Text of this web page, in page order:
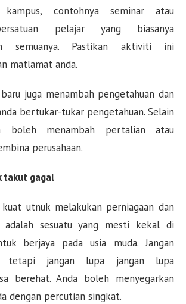
contohnya seminar atau
pelajar yang biasanya
semuanya. Pastikan aktiviti ini
matlamat anda.
juga menambah pengetahuan dan
bertukar-tukar pengetahuan. Selain
boleh menambah pertalian atau
perusahaan.
takut gagal
utnuk melakukan perniagaan dan
adalah sesuatu yang mesti kekal di
berjaya pada usia muda. Jangan
tetapi jangan lupa jangan lupa
berehat. Anda boleh menyegarkan
dengan percutian singkat.